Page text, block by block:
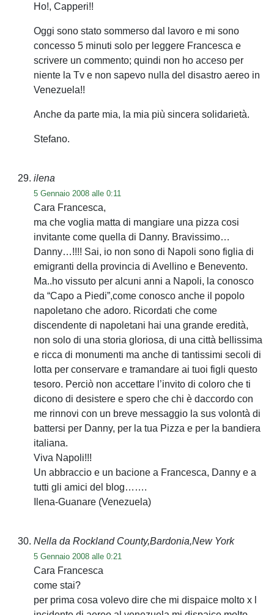
Ho!, Capperi!!
Oggi sono stato sommerso dal lavoro e mi sono
concesso 5 minuti solo per leggere Francesca e
scrivere un commento; quindi non ho acceso per
niente la Tv e non sapevo nulla del disastro aereo in
Venezuela!!
Anche da parte mia, la mia più sincera solidarietà.
Stefano.
ilena
5 Gennaio 2008 alle 0:11
Cara Francesca,
ma che voglia matta di mangiare una pizza cosi
invitante come quella di Danny. Bravissimo…
Danny…!!!! Sai, io non sono di Napoli sono figlia di
emigranti della provincia di Avellino e Benevento.
Ma..ho vissuto per alcuni anni a Napoli, la conosco
da “Capo a Piedi”,come conosco anche il popolo
napoletano che adoro. Ricordati che come
discendente di napoletani hai una grande eredità,
non solo di una storia gloriosa, di una città bellissima
e ricca di monumenti ma anche di tantissimi secoli di
lotta per conservare e tramandare ai tuoi figli questo
tesoro. Perciò non accettare l’invito di coloro che ti
dicono di desistere e spero che chi è daccordo con
me rinnovi con un breve messaggio la sus volontà di
battersi per Danny, per la tua Pizza e per la bandiera
italiana.
Viva Napoli!!!
Un abbraccio e un bacione a Francesca, Danny e a
tutti gli amici del blog…….
Ilena-Guanare (Venezuela)
Nella da Rockland County,Bardonia,New York
5 Gennaio 2008 alle 0:21
Cara Francesca
come stai?
per prima cosa volevo dire che mi dispaice molto x l